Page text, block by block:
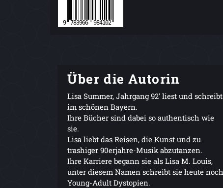
Über die Autorin
Lisa Summer, Jahrgang 92' liest und schreibt
im schönen Bayern.
Ihre Bücher sind dabei so authentisch wie
sie.
Lisa liebt das Reisen, die Kunst und zu
trashiger 90erjahre-Musik abzutanzen.
Ihre Karriere begann sie als Lisa M. Louis,
unter diesem Namen schreibt sie heute noch
Young-Adult Dystopien.